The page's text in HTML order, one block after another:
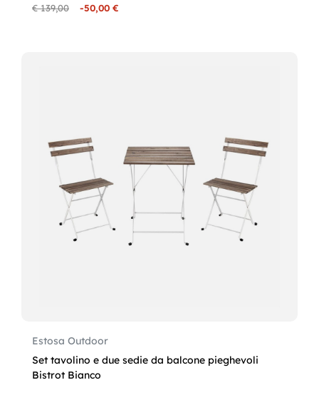
€ 139,00 -50,00 €
Estosa Outdoor
Set tavolino e due sedie da balcone pieghevoli
Bistrot Bianco